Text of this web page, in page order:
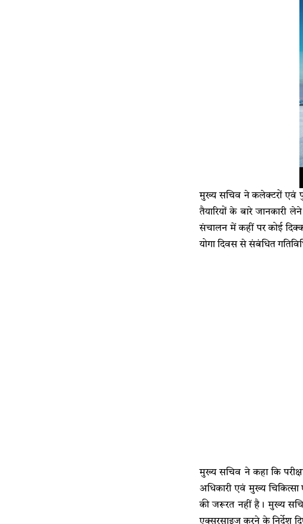
मुख्य सचिव ने कलेक्टरों एवं
तैयारियों के बारे जानकारी
संचालन में कहीं पर कोई
योगा दिवस से संबंधित
मुख्य सचिव ने कहा कि
अधिकारी एवं मुख्य चिकित्सा
की जरूरत नहीं है। मुख्य
एक्सरसाइज करने के निर्देश दिए